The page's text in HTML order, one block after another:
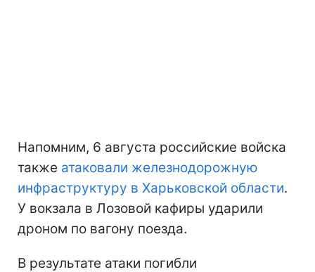
Напомним, 6 августа российские войска
также атаковали железнодорожную
инфраструктуру в Харьковской области.
У вокзала в Лозовой кафиры ударили
дроном по вагону поезда.
В результате атаки погибли